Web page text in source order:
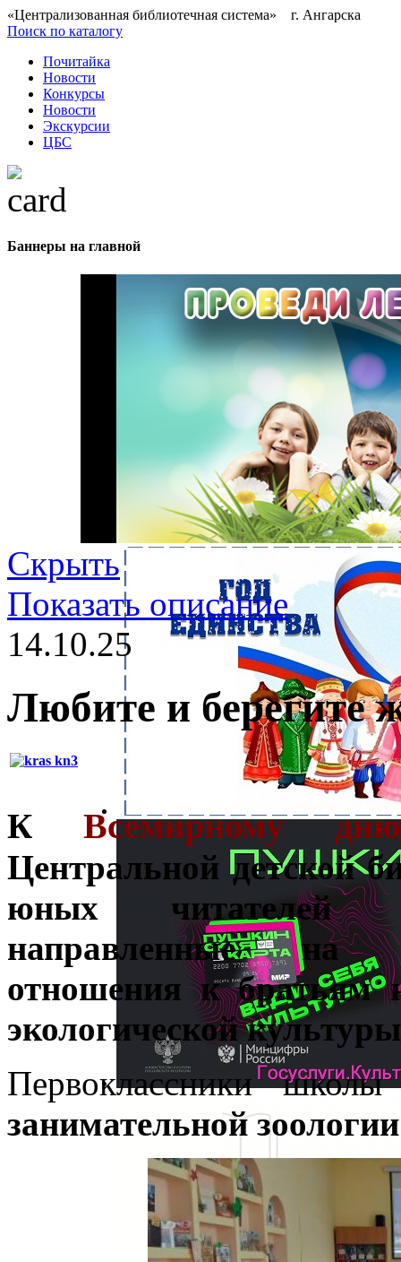
«Централизованная библиотечная система» г. Ангарска
Поиск по каталогу
Почитайка
Новости
Конкурсы
Новости
Экскурсии
ЦБС
Баннеры на главной
Скрыть
Показать описание
14.10.25
Любите и берегите
КВсемирному
Центральной детской
юных читателей
направленные на
отношения к
экологической
Первоклассники
занимательной